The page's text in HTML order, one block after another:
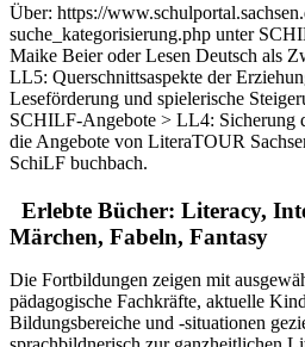
Über: https://
suche_kategorisierung.php unter
Maike Beier oder Lesen Deutsch als
LL5: Querschnittsaspekte der
Leseförderung und spielerische
SCHILF-Angebote > LL4: Sicherung
die Angebote von LiteraTOUR
SchiLF buchbach.
Erlebte Bücher: Literacy,
Märchen, Fabeln, Fantasy
Die Fortbildungen zeigen mit
pädagogische Fachkräfte, aktuelle
Bildungsbereiche und -situationen